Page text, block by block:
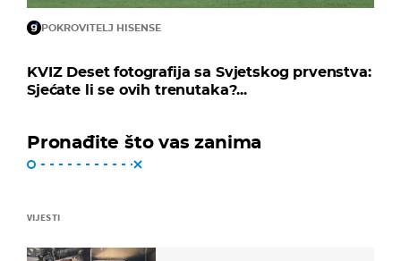
POKROVITELJ HISENSE
KVIZ Deset fotografija sa Svjetskog prvenstva:
Sjećate li se ovih trenutaka?...
Pronađite što vas zanima
VIJESTI